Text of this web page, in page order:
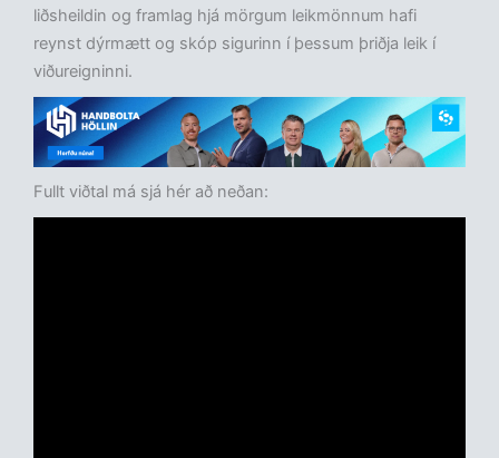
liðsheildin og framlag hjá mörgum leikmönnum hafi
reynst dýrmætt og skóp sigurinn í þessum þriðja leik í
viðureigninni.
Fullt viðtal má sjá hér að neðan: